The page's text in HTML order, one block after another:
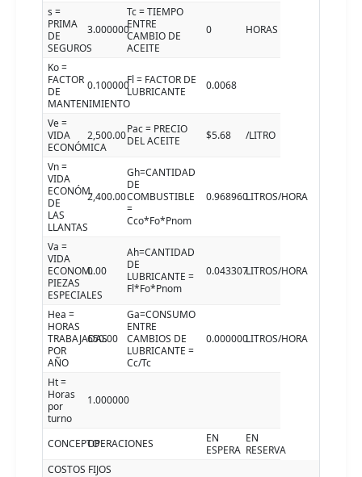
s =
PRIMA
DE
SEGUROS
3.000000
Tc = TIEMPO
ENTRE
CAMBIO DE
ACEITE
0 HORAS
Ko =
FACTOR
DE
MANTENIMIENTO
0.100000Fl = FACTOR DE
LUBRICANTE
0.0068
Ve =
VIDA
ECONÓMICA
2,500.00Pac = PRECIO
DEL ACEITE
$5.68 /LITRO
Vn =
VIDA
ECONÓM.
DE
LAS
LLANTAS
2,400.00
Gh=CANTIDAD
DE
COMBUSTIBLE
=
Cco*Fo*Pnom
0.968960LITROS/HORA
Va =
VIDA
ECONOM.
PIEZAS
ESPECIALES
0.00
Ah=CANTIDAD
DE
LUBRICANTE =
Fl*Fo*Pnom
0.043307LITROS/HORA
Hea =
HORAS
TRABAJADAS
POR
AÑO
650.00
Ga=CONSUMO
ENTRE
CAMBIOS DE
LUBRICANTE =
Cc/Tc
0.000000LITROS/HORA
Ht =
Horas
por
turno
1.000000
CONCEPTOOPERACIONES
EN
ESPERA
EN
RESERVA
COSTOS FIJOS